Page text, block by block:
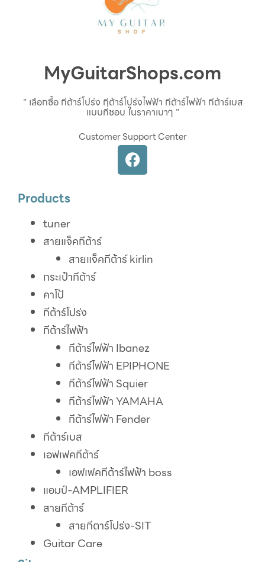
Products
tuner
สายแจ็คกีต้าร์
สายแจ็คกีต้าร์ kirlin
กระเป๋ากีต้าร์
คาโป้
กีต้าร์โปร่ง
กีต้าร์ไฟฟ้า
กีต้าร์ไฟฟ้า Ibanez
กีต้าร์ไฟฟ้า EPIPHONE
กีต้าร์ไฟฟ้า Squier
กีต้าร์ไฟฟ้า YAMAHA
กีต้าร์ไฟฟ้า Fender
กีต้าร์เบส
เอฟเฟคกีต้าร์
เอฟเฟคกีต้าร์ไฟฟ้า boss
แอมป์-AMPLIFIER
สายกีต้าร์
สายกีตาร์โปร่ง-SIT
Guitar Care
MyGuitarShops.com
" เลือกซื้อ กีต้าร์โปร่ง กีต้าร์โปร่งไฟฟ้า กีต้าร์ไฟฟ้า กีต้าร์เบส
แบบที่ชอบ ในราคาเบาๆ "
Customer Support Center